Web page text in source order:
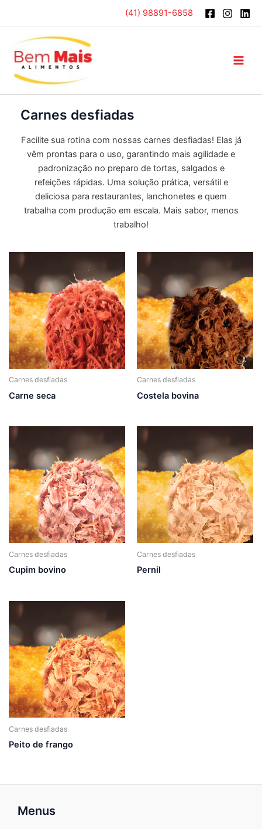
conteúdo
(41) 98891-6858
Main
Carnes desfiadas
Facilite sua rotina com nossas carnes desfiadas! Elas já
vêm prontas para o uso, garantindo mais agilidade e
padronização no preparo de tortas, salgados e
refeições rápidas. Uma solução prática, versátil e
deliciosa para restaurantes, lanchonetes e quem
trabalha com produção em escala. Mais sabor, menos
trabalho!
Carnes desfiadas
Carne seca
Carnes desfiadas
Costela bovina
Carnes desfiadas
Cupim bovino
Carnes desfiadas
Pernil
Carnes desfiadas
Peito de frango
Menus